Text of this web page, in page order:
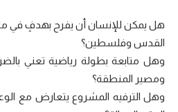
هل يمكن للإنسان أن يفرح بهدفٍ في
القدس وفلسطين؟
وهل متابعة بطولة رياضية تعني
ومصير المنطقة؟
وهل الترفيه المشروع يتعارض مع